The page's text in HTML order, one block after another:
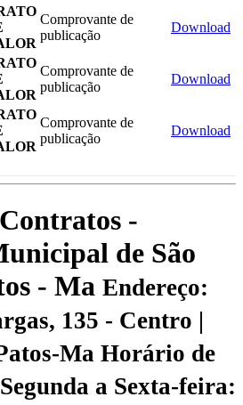
Comprovante de
publicação
Download
Comprovante de
publicação
Download
Comprovante de
publicação
Download
-
de São
- Ma Endereço:
135 - Centro |
Ma Horário de
a Sexta-feira: